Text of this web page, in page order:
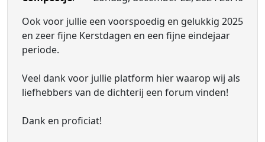
Ook voor jullie een voorspoedig en gelukkig 2025
en zeer fijne Kerstdagen en een fijne eindejaar
periode.
Veel dank voor jullie platform hier waarop wij als
liefhebbers van de dichterij een forum vinden!
Dank en proficiat!